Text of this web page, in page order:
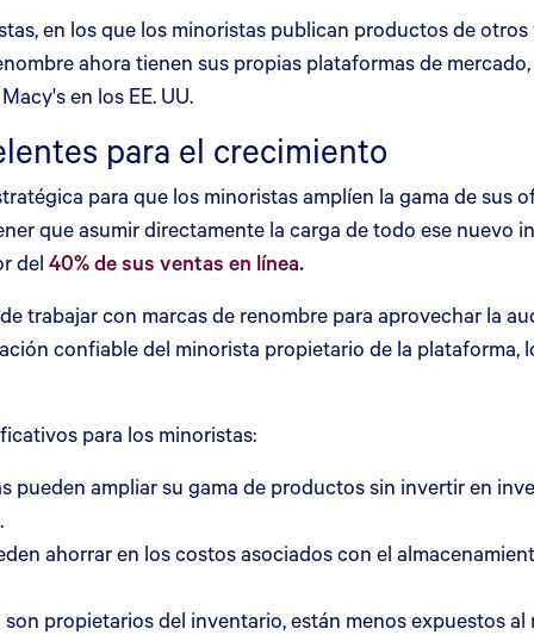
en los que los minoristas publican productos de
ahora tienen sus propias plataformas de
en los EE. UU.
para el crecimiento
para que los minoristas amplíen la gama de sus
que asumir directamente la carga de todo ese nuevo
del 40% de sus ventas en línea.
trabajar con marcas de renombre para aprovechar la
confiable del minorista propietario de la
para los minoristas:
pueden ampliar su gama de productos sin invertir en
ahorrar en los costos asociados con el
propietarios del inventario, están menos expuestos